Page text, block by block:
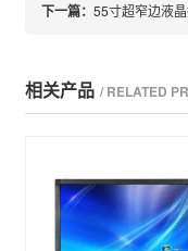
下一篇：55寸超窄边液
相关产品 / RELATED